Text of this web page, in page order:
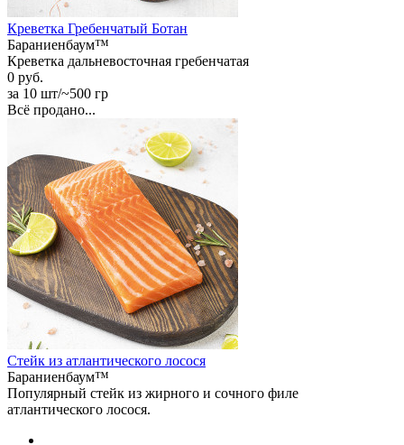
Креветка Гребенчатый Ботан
Бараниенбаум™
Креветка дальневосточная гребенчатая
0 руб.
за 10 шт/~500 гр
Всё продано...
Стейк из атлантического лосося
Бараниенбаум™
Популярный стейк из жирного и сочного филе
атлантического лосося.